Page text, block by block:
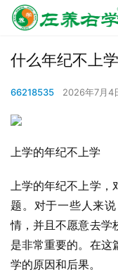
什么年纪不上学
66218535 2026年7月4
上学的年纪不上学
上学的年纪不上学，
题。对于一些人来
情，并且不愿意去学
是非常重要的。在这
学的原因和后果。